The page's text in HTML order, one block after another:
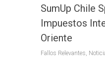
SumUp Chile
Impuestos
Oriente
Fallos Relevantes,